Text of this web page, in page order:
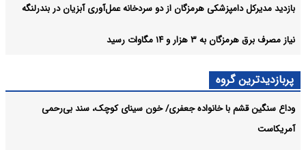
بازدید مدیرکل دامپزشکی هرمزگان از دو سردخانه عمل‌آوری آبزیان در بندرلنگه
نیاز مصرف برق هرمزگان به ۳ هزار و ۱۴ مگاوات رسید
پربازدیدترین گروه
وداع سنگین قشم با خانواده جعفری/ خون سینای کوچک، سند بی‌رحمی
آمریکاست